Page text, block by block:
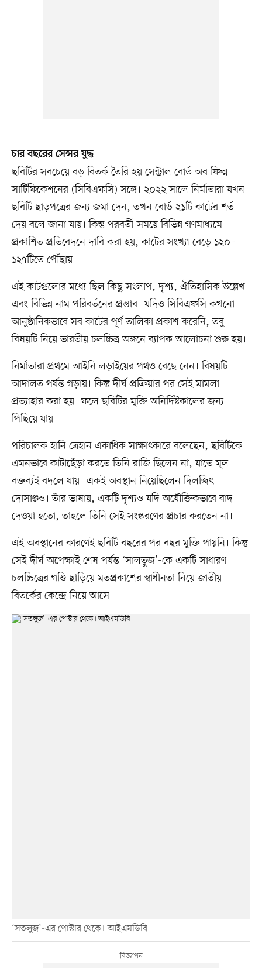
চার বছরের সেন্সর যুদ্ধ
ছবিটির সবচেয়ে বড় বিতর্ক তৈরি হয় সেন্ট্রাল বোর্ড অব ফিল্ম
সার্টিফিকেশনের (সিবিএফসি) সঙ্গে। ২০২২ সালে নির্মাতারা যখন
ছবিটি ছাড়পত্রের জন্য জমা দেন, তখন বোর্ড ২১টি কাটের শর্ত
দেয় বলে জানা যায়। কিন্তু পরবর্তী সময়ে বিভিন্ন গণমাধ্যমে
প্রকাশিত প্রতিবেদনে দাবি করা হয়, কাটের সংখ্যা বেড়ে ১২০–
১২৭টিতে পৌঁছায়।
এই কাটগুলোর মধ্যে ছিল কিছু সংলাপ, দৃশ্য, ঐতিহাসিক উল্লেখ
এবং বিভিন্ন নাম পরিবর্তনের প্রস্তাব। যদিও সিবিএফসি কখনো
আনুষ্ঠানিকভাবে সব কাটের পূর্ণ তালিকা প্রকাশ করেনি, তবু
বিষয়টি নিয়ে ভারতীয় চলচ্চিত্র অঙ্গনে ব্যাপক আলোচনা শুরু হয়।
নির্মাতারা প্রথমে আইনি লড়াইয়ের পথও বেছে নেন। বিষয়টি
আদালত পর্যন্ত গড়ায়। কিন্তু দীর্ঘ প্রক্রিয়ার পর সেই মামলা
প্রত্যাহার করা হয়। ফলে ছবিটির মুক্তি অনির্দিষ্টকালের জন্য
পিছিয়ে যায়।
পরিচালক হানি ত্রেহান একাধিক সাক্ষাৎকারে বলেছেন, ছবিটিকে
এমনভাবে কাটাছেঁড়া করতে তিনি রাজি ছিলেন না, যাতে মূল
বক্তব্যই বদলে যায়। একই অবস্থান নিয়েছিলেন দিলজিৎ
দোসাঞ্জও। তাঁর ভাষায়, একটি দৃশ্যও যদি অযৌক্তিকভাবে বাদ
দেওয়া হতো, তাহলে তিনি সেই সংস্করণের প্রচার করতেন না।
এই অবস্থানের কারণেই ছবিটি বছরের পর বছর মুক্তি পায়নি। কিন্তু
সেই দীর্ঘ অপেক্ষাই শেষ পর্যন্ত ‘সালতুজ’-কে একটি সাধারণ
চলচ্চিত্রের গণ্ডি ছাড়িয়ে মতপ্রকাশের স্বাধীনতা নিয়ে জাতীয়
বিতর্কের কেন্দ্রে নিয়ে আসে।
‘সতলুজ’-এর পোস্টার থেকে। আইএমডিবি